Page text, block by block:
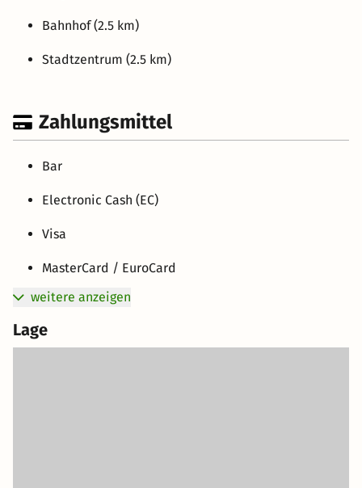
Bahnhof (2.5 km)
Stadtzentrum (2.5 km)
Zahlungsmittel
Bar
Electronic Cash (EC)
Visa
MasterCard / EuroCard
weitere anzeigen
Lage